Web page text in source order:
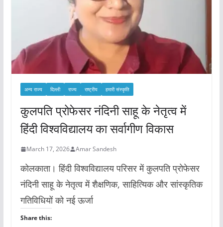
अन्य राज्य दिल्ली राज्य राष्ट्रीय हमारी संस्कृति
कुलपति प्रोफेसर नंदिनी साहू के नेतृत्व में
हिंदी विश्वविद्यालय का सर्वागीण विकास
March 17, 2026 Amar Sandesh
कोलकाता। हिंदी विश्वविद्यालय परिसर में कुलपति प्रोफेसर
नंदिनी साहू के नेतृत्व में शैक्षणिक, साहित्यिक और सांस्कृतिक
गतिविधियों को नई ऊर्जा
Share this: